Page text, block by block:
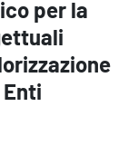
per la